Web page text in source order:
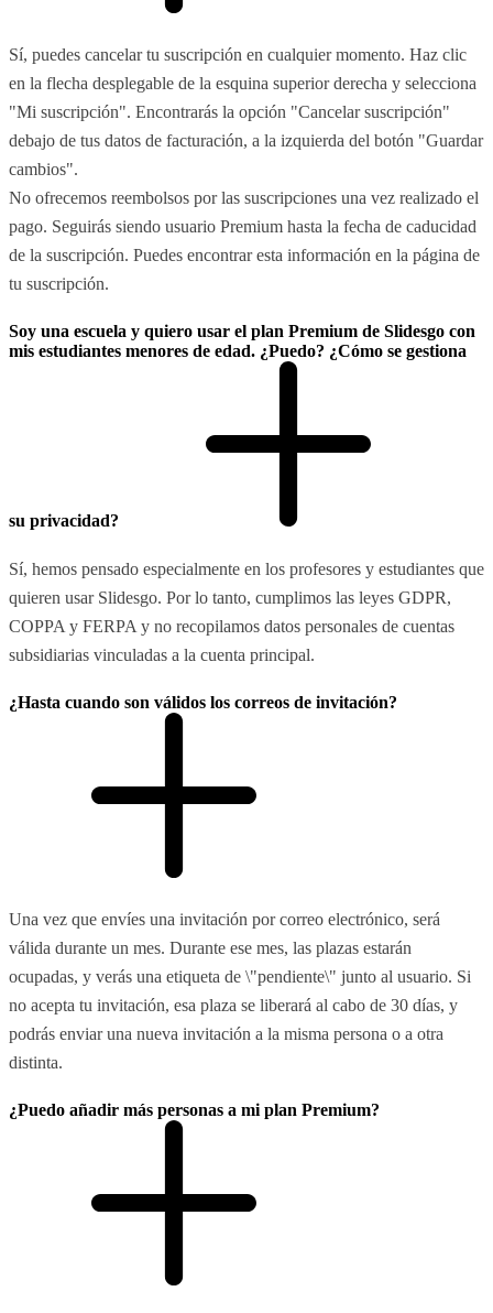
Sí, puedes cancelar tu suscripción en cualquier momento. Haz clic
en la flecha desplegable de la esquina superior derecha y selecciona
"Mi suscripción". Encontrarás la opción "Cancelar suscripción"
debajo de tus datos de facturación, a la izquierda del botón "Guardar
cambios".
No ofrecemos reembolsos por las suscripciones una vez realizado el
pago. Seguirás siendo usuario Premium hasta la fecha de caducidad
de la suscripción. Puedes encontrar esta información en la página de
tu suscripción.
Soy una escuela y quiero usar el plan Premium de Slidesgo con
mis estudiantes menores de edad. ¿Puedo? ¿Cómo se gestiona
su privacidad?
Sí, hemos pensado especialmente en los profesores y estudiantes que
quieren usar Slidesgo. Por lo tanto, cumplimos las leyes GDPR,
COPPA y FERPA y no recopilamos datos personales de cuentas
subsidiarias vinculadas a la cuenta principal.
¿Hasta cuando son válidos los correos de invitación?
Una vez que envíes una invitación por correo electrónico, será
válida durante un mes. Durante ese mes, las plazas estarán
ocupadas, y verás una etiqueta de \"pendiente\" junto al usuario. Si
no acepta tu invitación, esa plaza se liberará al cabo de 30 días, y
podrás enviar una nueva invitación a la misma persona o a otra
distinta.
¿Puedo añadir más personas a mi plan Premium?